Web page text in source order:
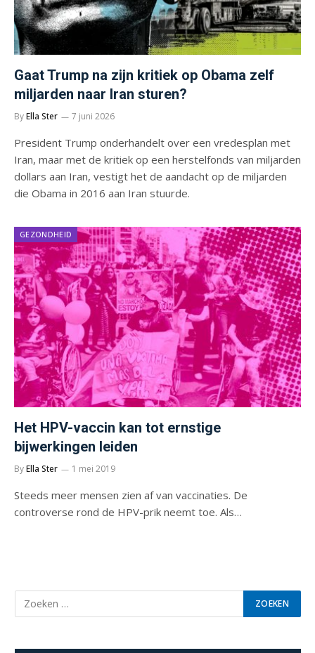
Gaat Trump na zijn kritiek op Obama zelf
miljarden naar Iran sturen?
ByElla Ster 7 juni 2026
President Trump onderhandelt over een vredesplan met
Iran, maar met de kritiek op een herstelfonds van miljarden
dollars aan Iran, vestigt het de aandacht op de miljarden
die Obama in 2016 aan Iran stuurde.
GEZONDHEID
Het HPV-vaccin kan tot ernstige
bijwerkingen leiden
ByElla Ster 1 mei 2019
Steeds meer mensen zien af van vaccinaties. De
controverse rond de HPV-prik neemt toe. Als…